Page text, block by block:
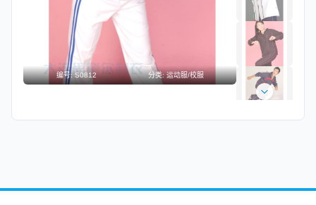
编号:S0812 分类:运动服/校服